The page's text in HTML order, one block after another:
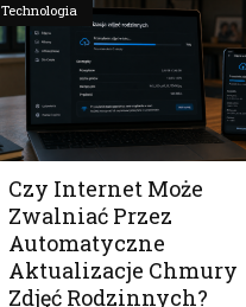
Technologia
Czy Internet Może
Zwalniać Przez
Automatyczne
Aktualizacje Chmury
Zdjęć Rodzinnych?